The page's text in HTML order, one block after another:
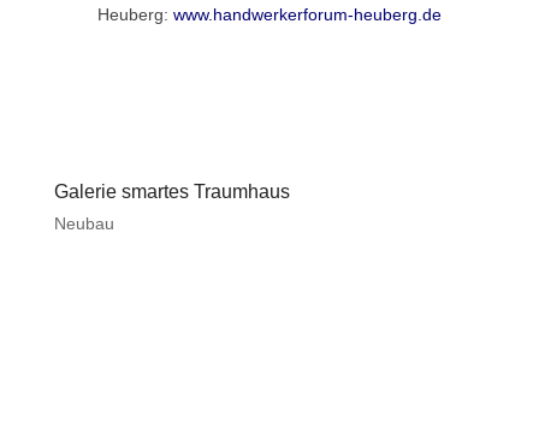
Heuberg: www.handwerkerforum-heuberg.de
Galerie smartes Traumhaus
Neubau